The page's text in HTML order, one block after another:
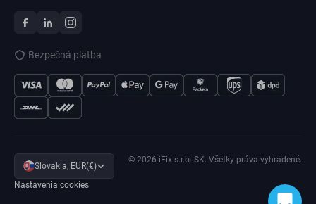
Bezpečná platba
Slovakia, EUR(€)
Nastavenia cookies
© 2026 iFix s.r.o. SK. Všetky práva vyhradené.